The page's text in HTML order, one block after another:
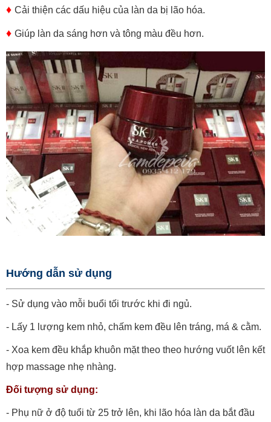
♦ Cải thiện các dấu hiệu của làn da bị lão hóa.
♦ Giúp làn da sáng hơn và tông màu đều hơn.
Hướng dẫn sử dụng
- Sử dụng vào mỗi buổi tối trước khi đi ngủ.
- Lấy 1 lượng kem nhỏ, chấm kem đều lên tráng, má & cằm.
- Xoa kem đều khắp khuôn mặt theo theo hướng vuốt lên kết
hợp massage nhẹ nhàng.
Đối tượng sử dụng:
- Phụ nữ ở độ tuổi từ 25 trở lên, khi lão hóa làn da bắt đầu